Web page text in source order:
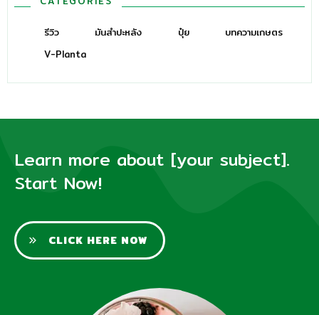
รีวิว มันสำปะหลัง ปุ๋ย
บทความเกษตร
V-Planta
Learn more about [your subject].
Start Now!
CLICK HERE NOW